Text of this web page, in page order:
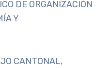
DE ORGANIZACIÓN
Y
CANTONAL,